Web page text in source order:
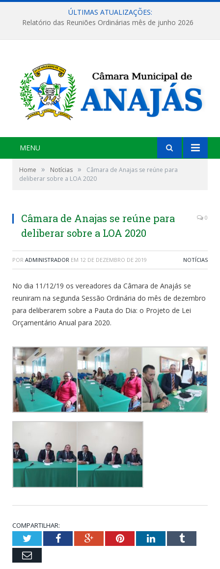
ÚLTIMAS ATUALIZAÇÕES:
Relatório das Reuniões Ordinárias mês de junho 2026
MENU
Home » Notícias »
Câmara de Anajas se reúne para
deliberar sobre a LOA 2020
Câmara de Anajas se reúne para
deliberar sobre a LOA 2020
0
POR ADMINISTRADOR EM 12 DE DEZEMBRO DE 2019 NOTÍCIAS
No dia 11/12/19 os vereadores da Câmara de Anajás se
reuniram na segunda Sessão Ordinária do mês de dezembro
para deliberarem sobre a Pauta do Dia: o Projeto de Lei
Orçamentário Anual para 2020.
COMPARTILHAR:
TwitterFacebookGoogle+PinterestLinkedInTumblr
Email